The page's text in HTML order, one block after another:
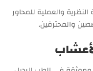
والعملية للمحاور
والمحترفين.